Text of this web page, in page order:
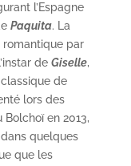
l’Espagne
Paquita. La
par
de Giselle,
de
lors des
en 2013,
quelques
que les